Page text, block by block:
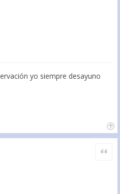
yo siempre desayuno
Citar